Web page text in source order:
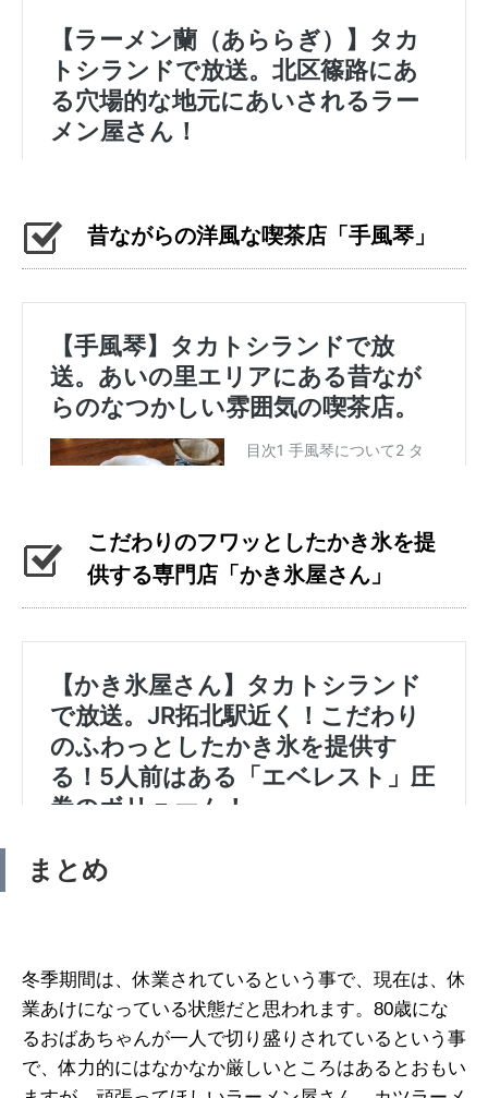
昔ながらの洋風な喫茶店「手風琴」
こだわりのフワッとしたかき氷を提
供する専門店「かき氷屋さん」
まとめ
冬季期間は、休業されているという事で、現在は、休
業あけになっている状態だと思われます。80歳にな
るおばあちゃんが一人で切り盛りされているという事
で、体力的にはなかなか厳しいところはあるとおもい